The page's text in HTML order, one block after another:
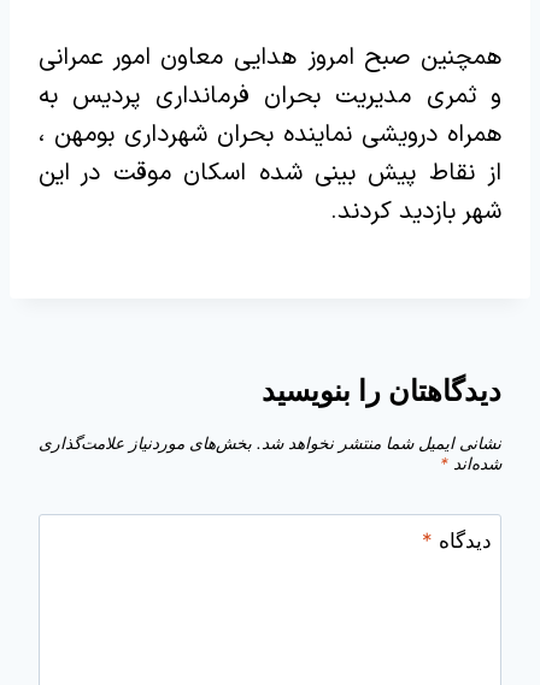
همچنین صبح امروز هدایی معاون امور عمرانی
و ثمری مدیریت بحران فرمانداری پردیس به
همراه درویشی نماینده بحران شهرداری بومهن ،
از نقاط پیش بینی شده اسکان موقت در این
شهر بازدید کردند.
دیدگاهتان را بنویسید
نشانی ایمیل شما منتشر نخواهد شد. بخش‌های موردنیاز علامت‌گذاری
شده‌اند *
دیدگاه *